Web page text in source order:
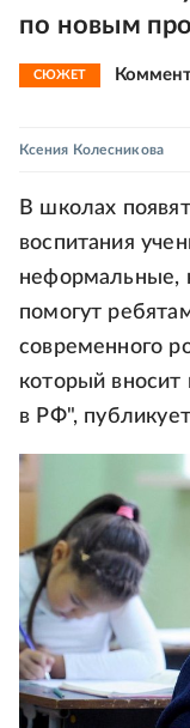
по новым
СЮЖЕТ
Ксения Колесникова
В школах
воспитания
неформальные,
помогут
современного
который
в РФ",